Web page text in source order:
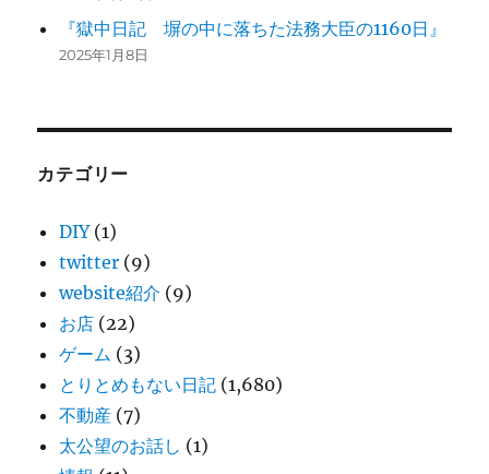
『獄中日記 塀の中に落ちた法務大臣の1160日』
2025年1月8日
カテゴリー
DIY(1)
twitter (9)
website紹介 (9)
お店 (22)
ゲーム (3)
とりとめもない日記 (1,680)
不動産 (7)
太公望のお話し (1)